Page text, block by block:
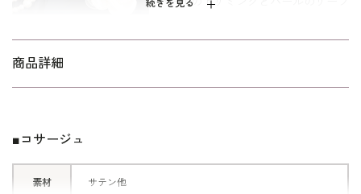
続きを見る
商品詳細
■コサージュ
素材 サテン他